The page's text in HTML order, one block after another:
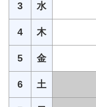
3 水
4 木
5 金
6 土